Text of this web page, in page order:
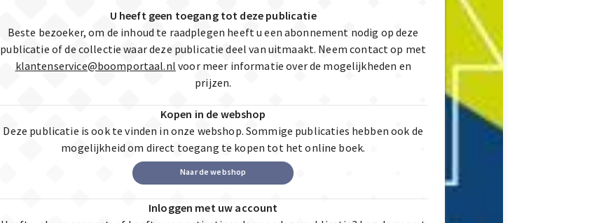
U heeft geen toegang tot deze publicatie
Beste bezoeker, om de inhoud te raadplegen heeft u een abonnement nodig op deze
publicatie of de collectie waar deze publicatie deel van uitmaakt. Neem contact op met
klantenservice@boomportaal.nl voor meer informatie over de mogelijkheden en
prijzen.
Kopen in de webshop
Deze publicatie is ook te vinden in onze webshop. Sommige publicaties hebben ook de
mogelijkheid om direct toegang te kopen tot het online boek.
Naar de webshop
Inloggen met uw account